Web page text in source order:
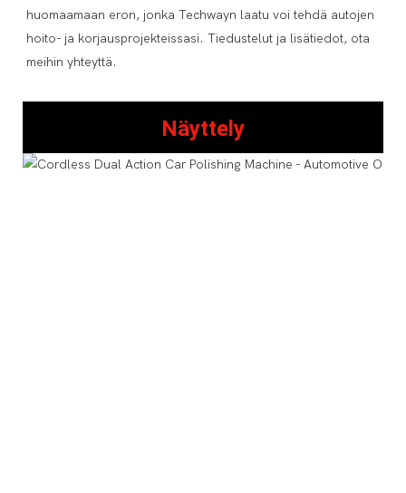
huomaamaan eron, jonka Techwayn laatu voi tehdä autojen
hoito- ja korjausprojekteissasi. Tiedustelut ja lisätiedot, ota
Näyttely